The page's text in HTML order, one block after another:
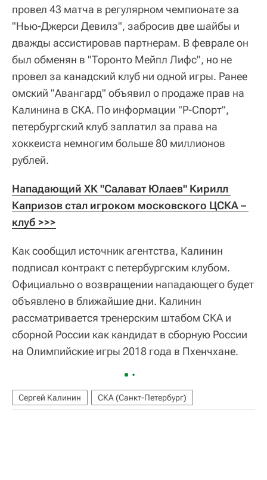
провел 43 матча в регулярном чемпионате за
"Нью-Джерси Девилз", забросив две шайбы и
дважды ассистировав партнерам. В феврале он
был обменян в "Торонто Мейпл Лифс", но не
провел за канадский клуб ни одной игры. Ранее
омский "Авангард" объявил о продаже прав на
Калинина в СКА. По информации "Р-Спорт",
петербургский клуб заплатил за права на
хоккеиста немногим больше 80 миллионов
рублей.
Нападающий ХК "Салават Юлаев" Кирилл
Капризов стал игроком московского ЦСКА –
клуб >>>
Как сообщил источник агентства, Калинин
подписал контракт с петербургским клубом.
Официально о возвращении нападающего будет
объявлено в ближайшие дни. Калинин
рассматривается тренерским штабом СКА и
сборной России как кандидат в сборную России
на Олимпийские игры 2018 года в Пхенчхане.
Сергей Калинин СКА (Санкт-Петербург)